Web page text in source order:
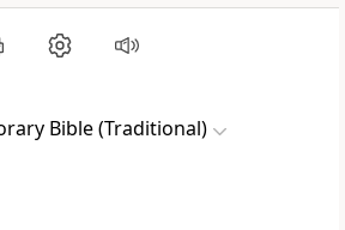
Bible (Traditional)